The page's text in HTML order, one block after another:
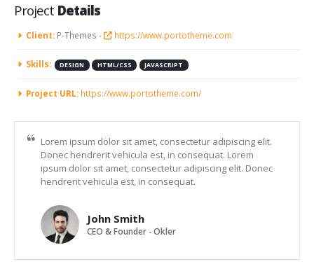
Project Details
Client: P-Themes - https://www.portotheme.com
Skills: DESIGN HTML/CSS JAVASCRIPT
Project URL: https://www.portotheme.com/
Lorem ipsum dolor sit amet, consectetur adipiscing elit.
Donec hendrerit vehicula est, in consequat. Lorem
ipsum dolor sit amet, consectetur adipiscing elit. Donec
hendrerit vehicula est, in consequat.
John Smith
CEO & Founder - Okler